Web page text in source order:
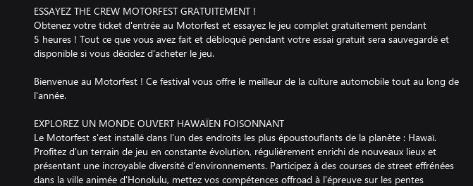
ESSAYEZ THE CREW MOTORFEST GRATUITEMENT !
Obtenez votre ticket d'entrée au Motorfest et essayez le jeu complet gratuitement pendant
5 heures ! Tout ce que vous avez fait et débloqué pendant votre essai gratuit sera sauvegardé et
disponible si vous décidez d'acheter le jeu.
Bienvenue au Motorfest ! Ce festival vous offre le meilleur de la culture automobile tout au long de
l'année.
EXPLOREZ UN MONDE OUVERT HAWAÏEN FOISONNANT
Le Motorfest s'est installé dans l'un des endroits les plus époustouflants de la planète : Hawaï.
Profitez d'un terrain de jeu en constante évolution, régulièrement enrichi de nouveaux lieux et
présentant une incroyable diversité d'environnements. Participez à des courses de street effrénées
dans la ville animée d'Honolulu, mettez vos compétences offroad à l'épreuve sur les pentes